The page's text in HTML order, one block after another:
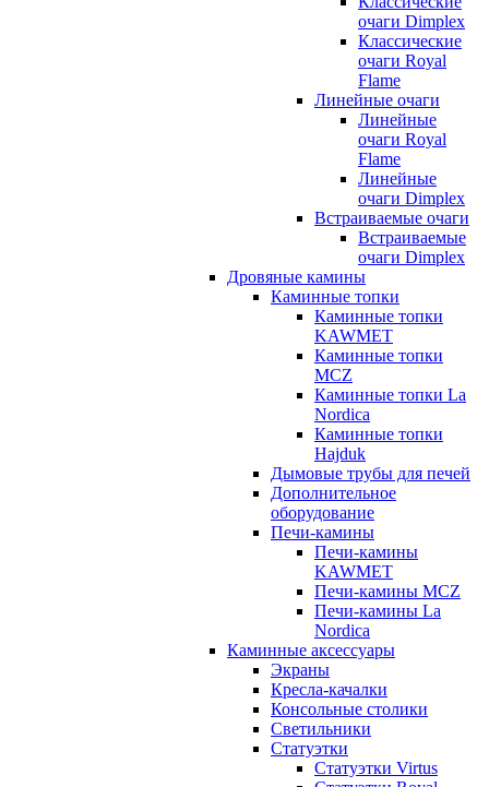
очаги Dimplex
Классические
очаги Royal
Flame
Линейные очаги
Линейные
очаги Royal
Flame
Линейные
очаги Dimplex
Встраиваемые очаги
Встраиваемые
очаги Dimplex
Дровяные камины
Каминные топки
Каминные топки
KAWMET
Каминные топки
MCZ
Каминные топки La
Nordica
Каминные топки
Hajduk
Дымовые трубы для печей
Дополнительное
оборудование
Печи-камины
Печи-камины
KAWMET
Печи-камины MCZ
Печи-камины La
Nordica
Каминные аксессуары
Экраны
Кресла-качалки
Консольные столики
Светильники
Статуэтки
Статуэтки Virtus